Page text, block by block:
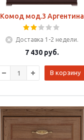
Комод мод.3 Аргентина
Доставка 1-2 недели.
7 430руб.
В корзину